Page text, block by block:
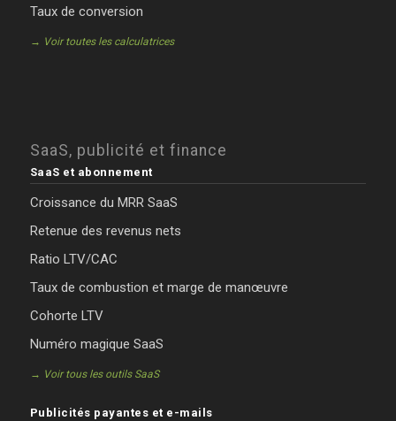
Taux de conversion
→ Voir toutes les calculatrices
SaaS, publicité et finance
SaaS et abonnement
Croissance du MRR SaaS
Retenue des revenus nets
Ratio LTV/CAC
Taux de combustion et marge de manœuvre
Cohorte LTV
Numéro magique SaaS
→ Voir tous les outils SaaS
Publicités payantes et e-mails